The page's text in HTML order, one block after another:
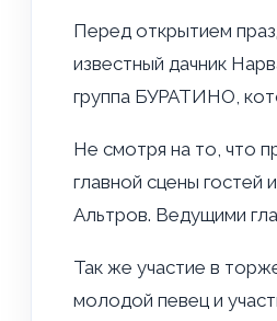
Перед открытием
известный дачник
группа БУРАТИНО,
Не смотря на то, что
главной сцены
Альтров. Ведущими
Так же участие в
молодой певец и